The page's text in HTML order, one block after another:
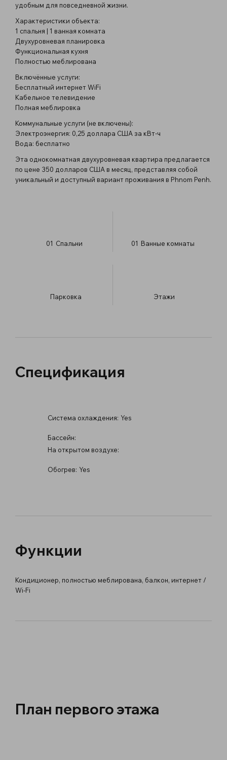
удобным для повседневной жизни.
Характеристики объекта:
1 спальня | 1 ванная комната
Двухуровневая планировка
Функциональная кухня
Полностью меблирована
Включённые услуги:
Бесплатный интернет WiFi
Кабельное телевидение
Полная меблировка
Коммунальные услуги (не включены):
Электроэнергия: 0,25 доллара США за кВт⋅ч
Вода: бесплатно
Эта однокомнатная двухуровневая квартира предлагается
по цене 350 долларов США в месяц, представляя собой
уникальный и доступный вариант проживания в Phnom Penh.
01 Спальни 01 Ванные комнаты
Парковка ​Этажи
Спецификация
Система охлаждения: Yes
Бассейн:
На открытом воздухе:
Обогрев: Yes
Функции
Кондиционер, полностью меблирована, балкон, интернет /
Wi-Fi
План первого этажа